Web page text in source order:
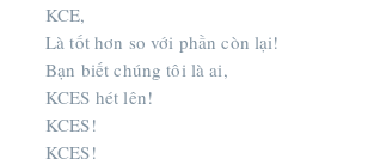
KCE,
Là tốt hơn so với phần còn lại!
Bạn biết chúng tôi là ai,
KCES hét lên!
KCES!
KCES!